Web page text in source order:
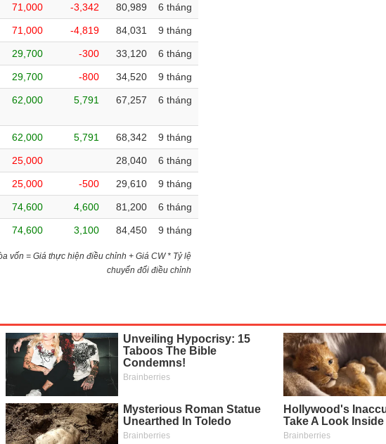
71,000 -3,342 80,989 6 tháng
71,000 -4,819 84,031 9 tháng
29,700 -300 33,120 6 tháng
29,700 -800 34,520 9 tháng
62,000 5,791 67,257 6 tháng
62,000 5,791 68,342 9 tháng
25,000 28,040 6 tháng
25,000 -500 29,610 9 tháng
74,600 4,600 81,200 6 tháng
74,600 3,100 84,450 9 tháng
vốn = Giá thực hiện điều chỉnh + Giá CW * Tỷ lệ
chuyển đổi điều chỉnh